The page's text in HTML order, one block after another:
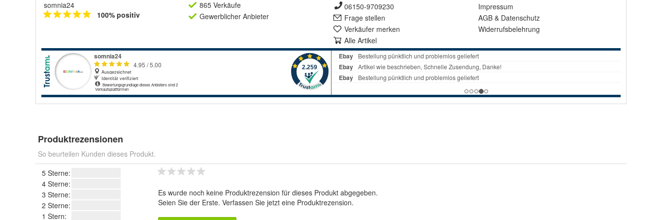
somnia24
100% positiv
865 Verkäufe
Gewerblicher Anbieter
06150-9709230
Frage stellen
Verkäufer merken
Alle Artikel
Impressum
AGB & Datenschutz
Widerrufsbelehrung
Produktrezensionen
So beurteilen Kunden dieses Produkt.
5 Sterne:
4 Sterne:
3 Sterne:
2 Sterne:
1 Stern:
Es wurde noch keine Produktrezension für dieses Produkt abgegeben.
Seien Sie der Erste. Verfassen Sie jetzt eine Produktrezension.